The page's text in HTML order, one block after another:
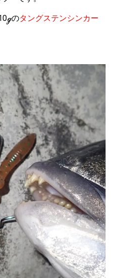
のタングステンシンカー